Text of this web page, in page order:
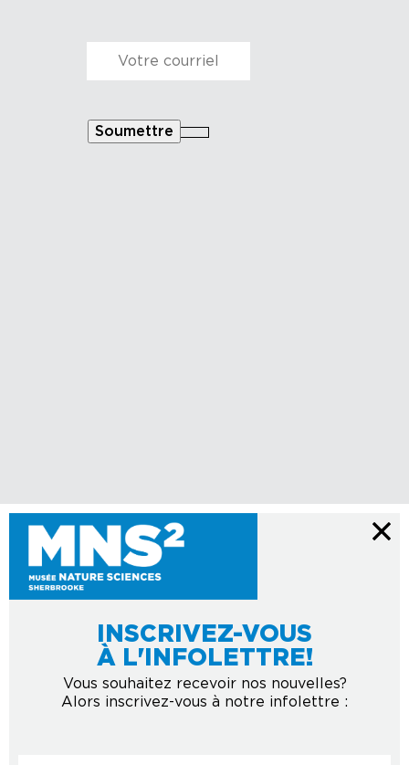
INSCRIVEZ-VOUS
À L'INFOLETTRE!
Vous souhaitez recevoir nos nouvelles?
Alors inscrivez-vous à notre infolettre :
Courriel *
Soumettre